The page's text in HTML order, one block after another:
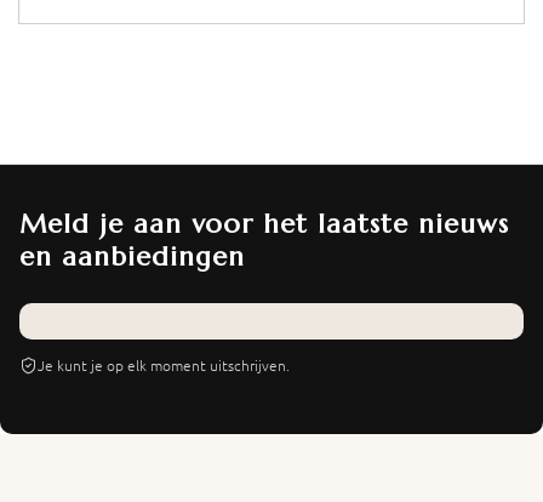
Meld je aan voor het laatste nieuws
en aanbiedingen
Je kunt je op elk moment uitschrijven.